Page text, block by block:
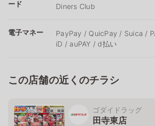
ード
Diners Club
電子マネー
PayPay / QuicPay / Suica /
iD / auPAY / d払い
この店舗の近くのチラシ
ゴダイドラッグ
田寺東店